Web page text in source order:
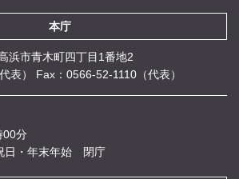
本庁
市青木町四丁目1番地2
表）
Fax：0566-52-1110（代表）
00分
日・年末年始 閉庁